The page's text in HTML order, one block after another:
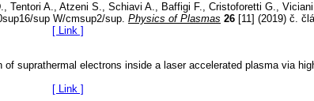
A., Atzeni S., Schiavi A., Baffigi F., Cristoforetti G.,
sup W/cmsup2/sup. Physics of Plasmas 26 [11] (2019) č.
[ Link ]
suprathermal electrons inside a laser accelerated plasma via
[ Link ]